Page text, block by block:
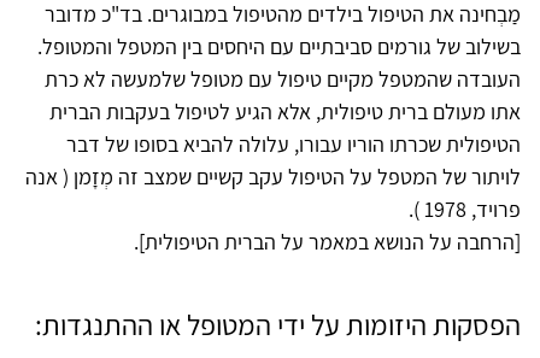
מַבְחינה את הטיפול בילדים מהטיפול במבוגרים. בד"כ מדובר
בשילוב של גורמים סביבתיים עם היחסים בין המטפל והמטופל.
העובדה שהמטפל מקיים טיפול עם מטופל שלמעשה לא כרת
אתו מעולם ברית טיפולית, אלא הגיע לטיפול בעקבות הברית
הטיפולית שכרתו הוריו עבורו, עלולה להביא בסופו של דבר
לויתור של המטפל על הטיפול עקב קשיים שמצב זה מְזָמן ( אנה
פרויד, 1978 ).
[הרחבה על הנושא במאמר על הברית הטיפולית].
הפסקות היזומות על ידי המטופל או ההתנגדות: